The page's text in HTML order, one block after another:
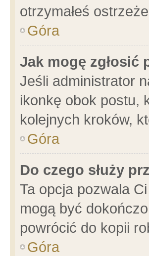
otrzymałeś
Góra
Jak mogę zgłosić
Jeśli administrator
ikonkę obok postu,
kolejnych kroków,
Góra
Do czego służy
Ta opcja pozwala
mogą być
powrócić do kopii
Góra